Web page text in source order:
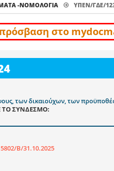
-ΝΟΜΟΛΟΓΊΑ ΥΠΕΝ/ΓΔΕ/
στο
των δικαιούχων, των
ΤΟ ΣΥΝΔΕΣΜΟ:
Β/31.10.2025